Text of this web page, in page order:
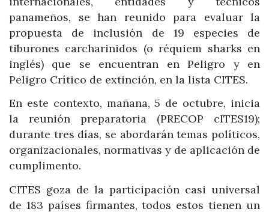
panameños, se han reunido para evaluar la
propuesta de inclusión de 19 especies de
tiburones carcharinidos (o réquiem sharks en
inglés) que se encuentran en Peligro y en
Peligro Crítico de extinción, en la lista CITES.
En este contexto, mañana, 5 de octubre, inicia
la reunión preparatoria (PRECOP cITES19);
durante tres días, se abordarán temas políticos,
organizacionales, normativas y de aplicación de
cumplimento.
CITES goza de la participación casi universal
de 183 países firmantes, todos estos tienen un